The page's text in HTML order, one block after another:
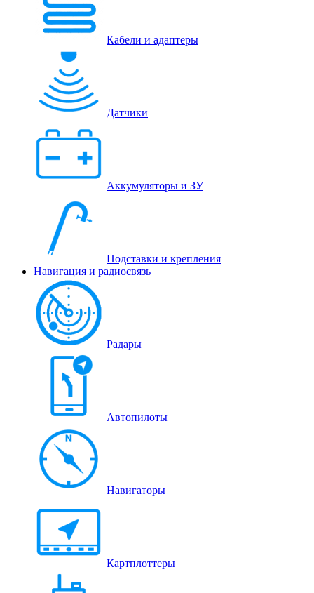
Кабели и адаптеры
Датчики
Аккумуляторы и ЗУ
Подставки и крепления
Навигация и радиосвязь
Радары
Автопилоты
Навигаторы
Картплоттеры